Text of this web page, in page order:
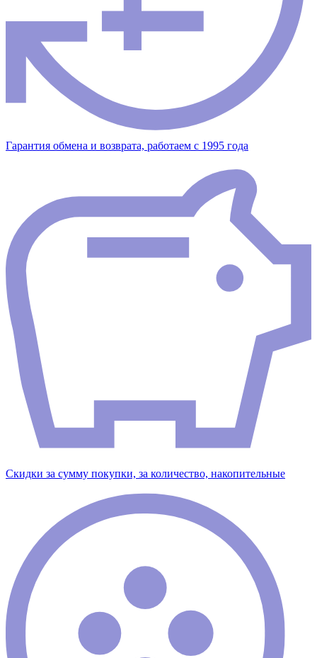
Гарантия обмена и возврата, работаем с 1995 года
Скидки за сумму покупки, за количество, накопительные